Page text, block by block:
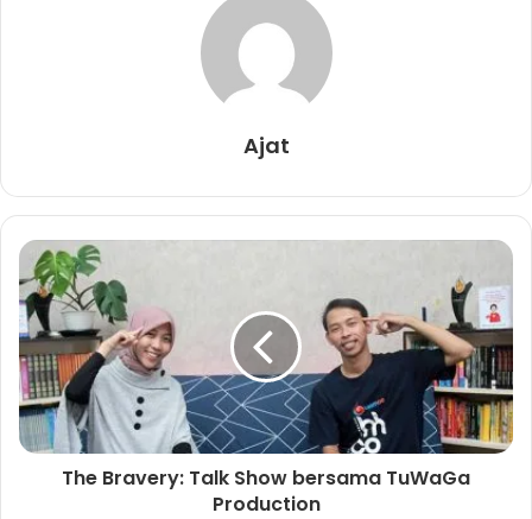
Ajat
The Bravery: Talk Show bersama TuWaGa
Production